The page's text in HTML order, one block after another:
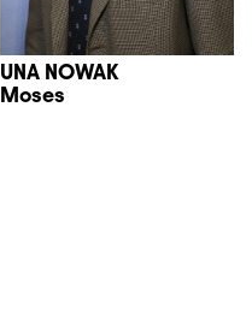
UNA NOWAK
Moses